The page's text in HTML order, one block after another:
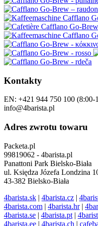
Kontakty
EN: +421 944 750 100 (8:00-
info@4barista.pl
Adres zwrotu towaru
Packeta.pl
99819062 - 4barista.pl
Panattoni Park Bielsko-Biała
ul. Księdza Józefa Londzina
43-382 Bielsko-Biała
4barista.sk | 4barista.cz |
4barista.com | 4barista.hr|
4barista.se | 4barista.pt |
4barista.ee | 4barista.ch |